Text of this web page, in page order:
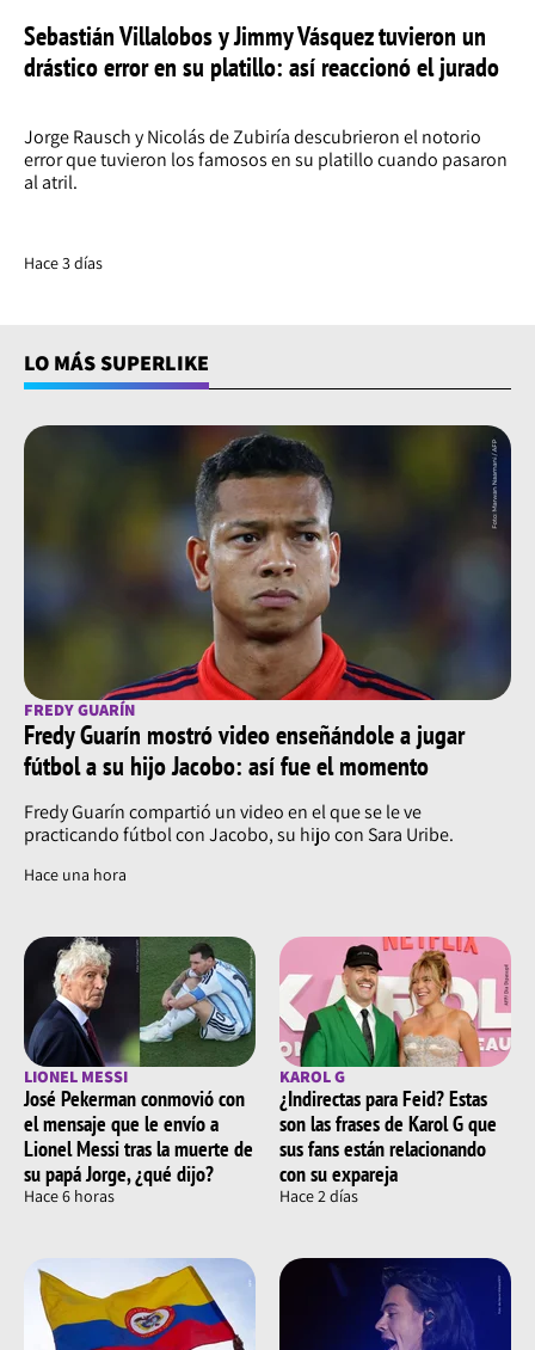
Sebastián Villalobos y Jimmy Vásquez tuvieron un
drástico error en su platillo: así reaccionó el jurado
Jorge Rausch y Nicolás de Zubiría descubrieron el notorio
error que tuvieron los famosos en su platillo cuando pasaron
al atril.
Hace 3 días
LO MÁS SUPERLIKE
FREDY GUARÍN
Fredy Guarín mostró video enseñándole a jugar
fútbol a su hijo Jacobo: así fue el momento
Fredy Guarín compartió un video en el que se le ve
practicando fútbol con Jacobo, su hijo con Sara Uribe.
Hace una hora
LIONEL MESSI
José Pekerman conmovió con
el mensaje que le envío a
Lionel Messi tras la muerte de
su papá Jorge, ¿qué dijo?
Hace 6 horas
KAROL G
¿Indirectas para Feid? Estas
son las frases de Karol G que
sus fans están relacionando
con su expareja
Hace 2 días